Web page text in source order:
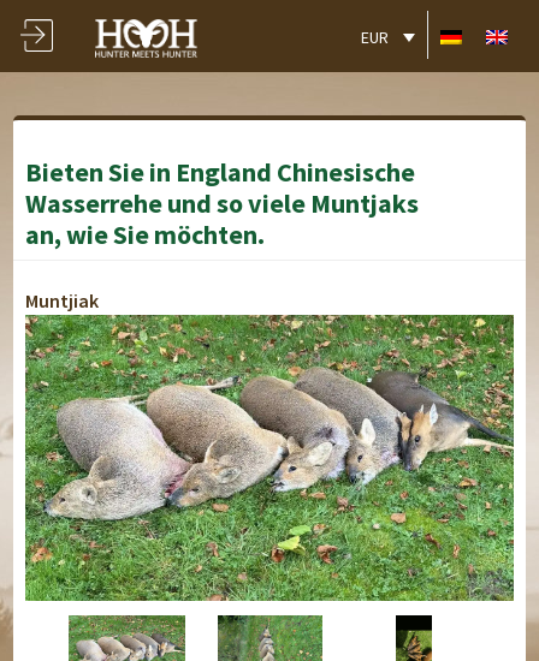
EUR
Bieten Sie in England Chinesische
Wasserrehe und so viele Muntjaks
an, wie Sie möchten.
Muntjiak